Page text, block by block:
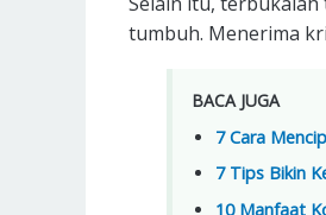
tumbuh. Menerima
BACA JUGA
7 Cara
7 Tips Bikin
10 Manfaat